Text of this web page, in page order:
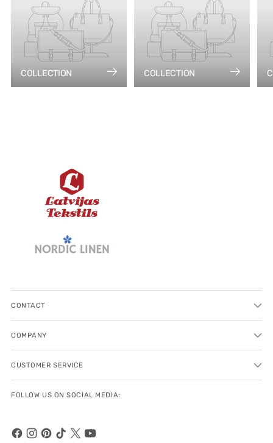
COLLECTION COLLECTION
CONTACT
COMPANY
CUSTOMER SERVICE
FOLLOW US ON SOCIAL MEDIA: